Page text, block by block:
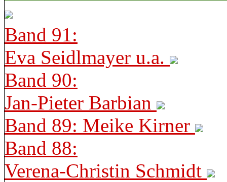
Band 91:
Eva Seidlmayer u.a.
Band 90:
Jan-Pieter Barbian
Band 89: Meike Kirner
Band 88:
Verena-Christin Schmidt